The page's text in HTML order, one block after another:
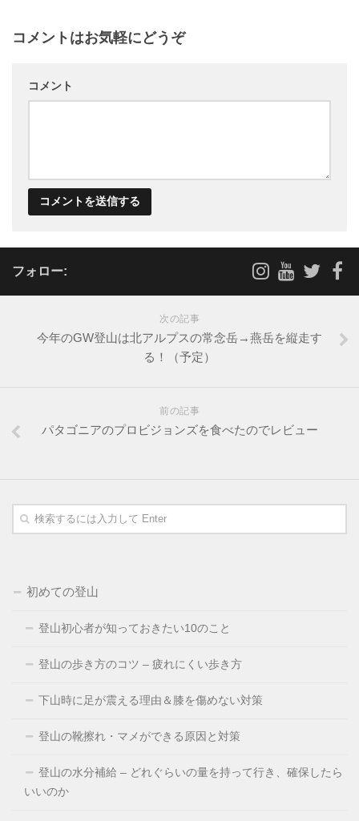
コメントはお気軽にどうぞ
コメント
フォロー:
次の記事
今年のGW登山は北アルプスの常念岳→燕岳を縦走す
る！（予定）
前の記事
パタゴニアのプロビジョンズを食べたのでレビュー
初めての登山
登山初心者が知っておきたい10のこと
登山の歩き方のコツ – 疲れにくい歩き方
下山時に足が震える理由＆膝を傷めない対策
登山の靴擦れ・マメができる原因と対策
登山の水分補給 – どれぐらいの量を持って行き、確保したら
いいのか